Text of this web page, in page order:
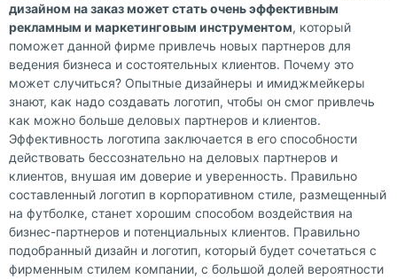
дизайном на заказ может стать очень эффективным
рекламным и маркетинговым инструментом, который
поможет данной фирме привлечь новых партнеров для
ведения бизнеса и состоятельных клиентов. Почему это
может случиться? Опытные дизайнеры и имиджмейкеры
знают, как надо создавать логотип, чтобы он смог привлечь
как можно больше деловых партнеров и клиентов.
Эффективность логотипа заключается в его способности
действовать бессознательно на деловых партнеров и
клиентов, внушая им доверие и уверенность. Правильно
составленный логотип в корпоративном стиле, размещенный
на футболке, станет хорошим способом воздействия на
бизнес-партнеров и потенциальных клиентов. Правильно
подобранный дизайн и логотип, который будет сочетаться с
фирменным стилем компании, с большой долей вероятности